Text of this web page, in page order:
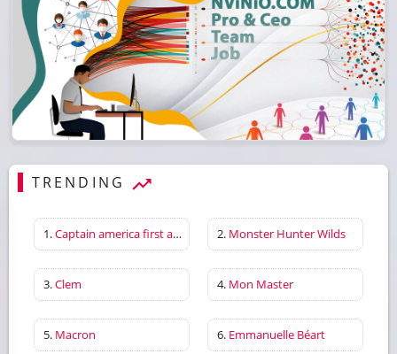
TRENDING
1.Captain america first avenger 2. Monster Hunter Wilds
3.Clem 4. Mon Master
5. Macron 6. Emmanuelle Béart